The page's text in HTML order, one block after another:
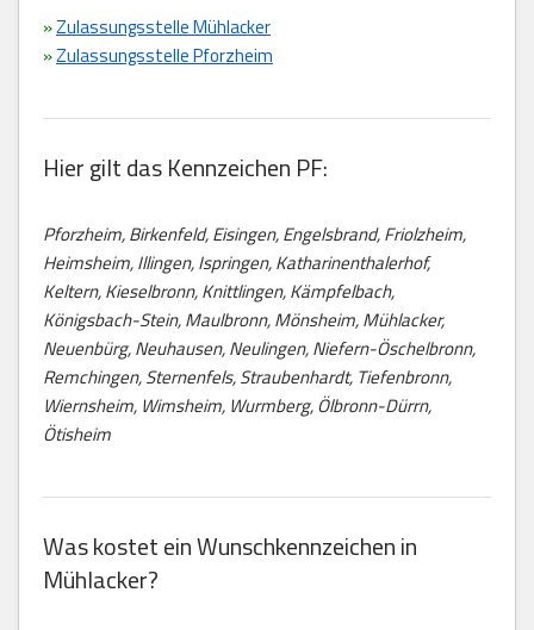
»Zulassungsstelle Mühlacker
»Zulassungsstelle Pforzheim
Hier gilt das Kennzeichen PF:
Pforzheim, Birkenfeld, Eisingen, Engelsbrand, Friolzheim,
Heimsheim, Illingen, Ispringen, Katharinenthalerhof,
Keltern, Kieselbronn, Knittlingen, Kämpfelbach,
Königsbach-Stein, Maulbronn, Mönsheim, Mühlacker,
Neuenbürg, Neuhausen, Neulingen, Niefern-Öschelbronn,
Remchingen, Sternenfels, Straubenhardt, Tiefenbronn,
Wiernsheim, Wimsheim, Wurmberg, Ölbronn-Dürrn,
Ötisheim
Was kostet ein Wunschkennzeichen in
Mühlacker?